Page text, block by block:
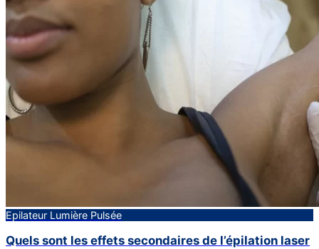
Epilateur Lumière Pulsée
Quels sont les effets secondaires de l’épilation laser